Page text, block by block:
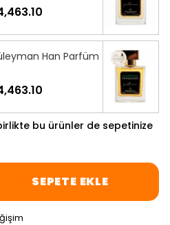
Han Parfüm
bu ürünler de sepetinize
SEPETE EKLE